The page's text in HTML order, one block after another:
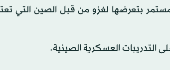
نسمة في ظل تهديد مستمر بتعرضها لغزو من قبل الصين
التدريبات العسكرية الصينية.